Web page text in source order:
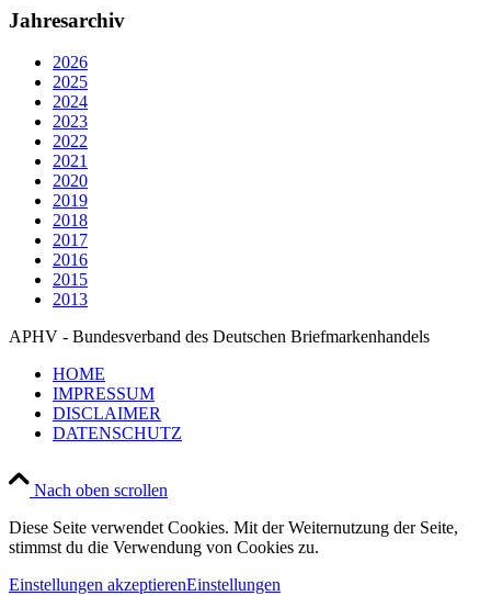
Jahresarchiv
2026
2025
2024
2023
2022
2021
2020
2019
2018
2017
2016
2015
2013
APHV - Bundesverband des Deutschen Briefmarkenhandels
HOME
IMPRESSUM
DISCLAIMER
DATENSCHUTZ
Nach oben scrollen
Diese Seite verwendet Cookies. Mit der Weiternutzung der Seite,
stimmst du die Verwendung von Cookies zu.
Einstellungen akzeptierenEinstellungen